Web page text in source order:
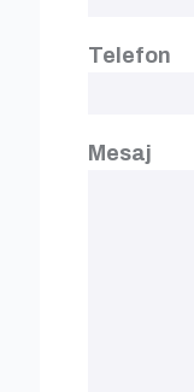
Telefon
Mesaj